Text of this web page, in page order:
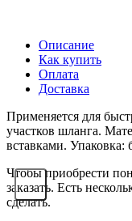
Описание
Как купить
Оплата
Доставка
Применяется для
участков шланга.
вставками. Упаковка:
Чтобы приобрести
заказать. Есть
сделать.